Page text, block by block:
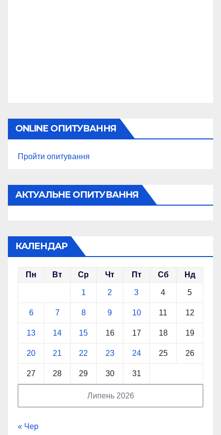
ONLINE ОПИТУВАННЯ
Пройти опитування
АКТУАЛЬНЕ ОПИТУВАННЯ
КАЛЕНДАР
Липень 2026
Пн Вт Ср Чт Пт Сб Нд
1 2 3 4 5
6 7 8 9 10 11 12
13 14 15 16 17 18 19
20 21 22 23 24 25 26
27 28 29 30 31
« Чер